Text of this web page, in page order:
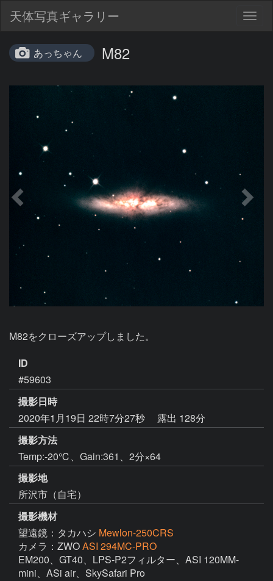
天体写真ギャラリー
あっちゃん M82
M82をクローズアップしました。
ID
#59603
撮影日時
2020年1月19日 22時7分27秒
露出 128分
撮影方法
Temp:-20℃、Gain:361、2分×64
撮影地
所沢市（自宅）
撮影機材
望遠鏡：タカハシ Mewlon-250CRS
カメラ：ZWOASI 294MC-PRO
EM200、GT40、LPS-P2フィルター、ASI 120MM-
mini、ASi air、SkySafari Pro